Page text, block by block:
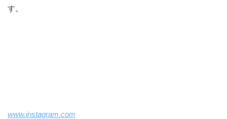
す。
www.instagram.com